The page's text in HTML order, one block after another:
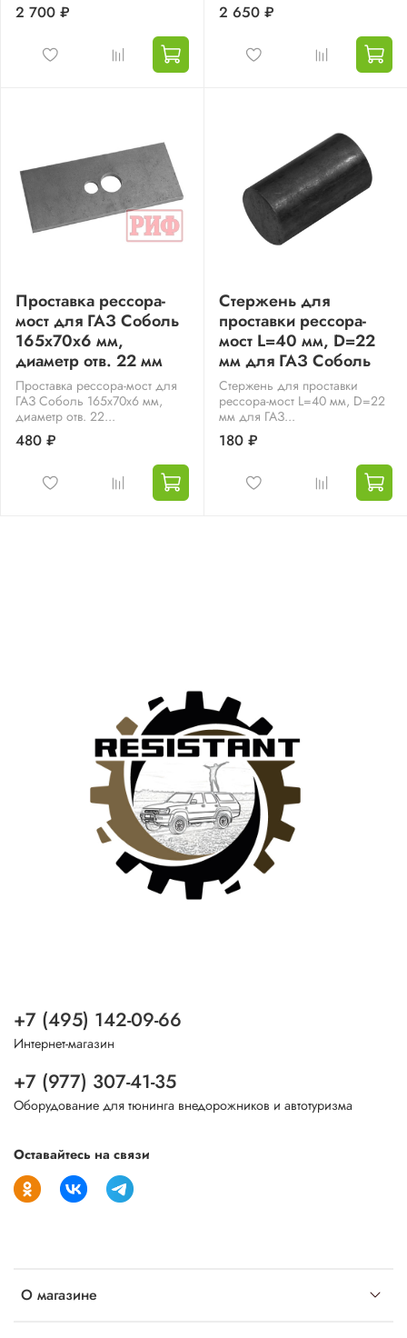
2 700 ₽ 2 650 ₽
Проставка рессора-
мост для ГАЗ Соболь
165х70х6 мм,
диаметр отв. 22 мм
Проставка рессора-мост для
ГАЗ Соболь 165х70х6 мм,
диаметр отв. 22...
480 ₽
Стержень для
проставки рессора-
мост L=40 мм, D=22
мм для ГАЗ Соболь
Стержень для проставки
рессора-мост L=40 мм, D=22
мм для ГАЗ...
180 ₽
О магазине
+7 (495) 142-09-66
Интернет-магазин
+7 (977) 307-41-35
Оборудование для тюнинга внедорожников и автотуризма
Оставайтесь на связи